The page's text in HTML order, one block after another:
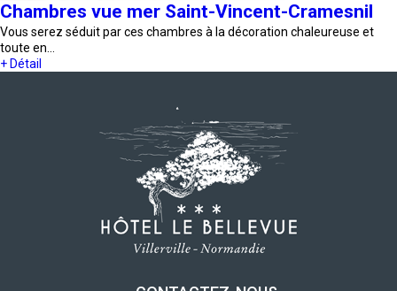
Chambres vue mer Saint-Vincent-Cramesnil
Vous serez séduit par ces chambres à la décoration chaleureuse et
toute en…
+ Détail